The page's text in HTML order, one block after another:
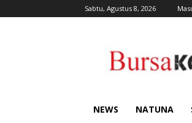
Sabtu, Agustus 8, 2026
NEWS NATUNA